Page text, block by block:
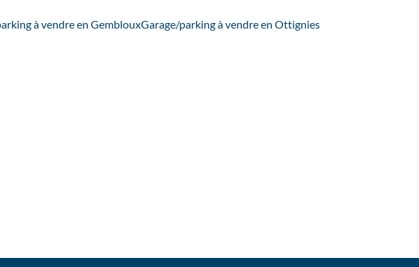
à vendre en GemblouxGarage/parking à vendre en Ottignies